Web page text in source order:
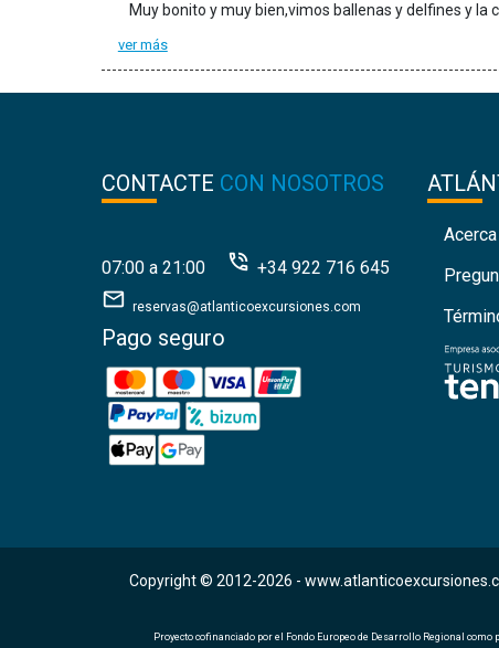
Muy bonito y muy bien,vimos ballenas y delfines y
ver más
CONTACTE CON NOSOTROS
07:00 a 21:00 +34 922 716 645
reservas@atlanticoexcursiones.com
Pago seguro
Copyright © 2012-2026 -
Proyecto cofinanciado por el Fondo Europeo de Desarrollo Regional